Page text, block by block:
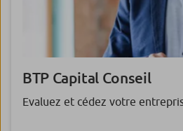
BTP Capital Conseil
Evaluez et cédez votre